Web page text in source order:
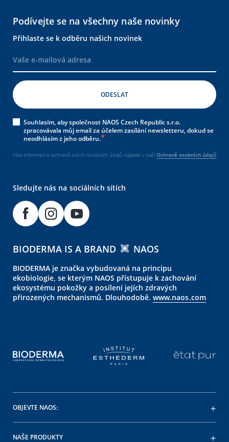
Podívejte se na všechny naše novinky
Přihlaste se k odběru našich novinek
Souhlasím, aby společnost NAOS Czech Republic s.r.o.
zpracovávala můj email za účelem zasílání newsletteru, dokud se
neodhlásím z jeho odběru.
Více informací o ochraně svých osobních údajů najdete v naší Ochraně osobních údajů
Sledujte nás na sociálních sítích
BIODERMA IS A BRAND NAOS
BIODERMA je značka vybudovaná na principu
ekobiologie, se kterým NAOS přístupuje k zachování
ekosystému pokožky a posílení jejích zdravých
přirozených mechanismů. Dlouhodobě. www.naos.com
OBJEVTE NAOS:
NAŠE PRODUKTY